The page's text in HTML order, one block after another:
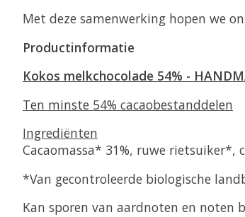
Met deze samenwerking hopen we
Productinformatie
Kokos melkchocolade 54% -
Ten minste 54% cacaobestanddelen
Ingrediënten
Cacaomassa* 31%, ruwe
*Van gecontroleerde biologische
Kan sporen van aardnoten en noten